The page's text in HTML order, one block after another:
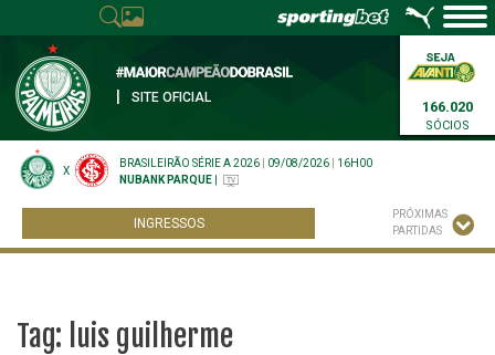
SITE OFICIAL
166.020
SÓCIOS
X
BRASILEIRÃO SÉRIE A 2026 09/08/2026
16H00
NUBANK PARQUE
INGRESSOS
PRÓXIMAS
PARTIDAS
Tag: luis guilherme